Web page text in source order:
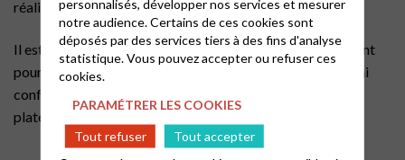
réaliser vos propres publications de podcasts.
Il est possible de mutualiser ses formations en se déplaçant
pour une Région ou un consistoire ou de proposer une mini
conférence sur l’enjeu pour l’Église d’être présent sur les
plateformes de podcasts.
personnalisés, développer nos services et mesurer
notre audience. Certains de ces cookies sont
déposés par des services tiers à des fins d'analyse
statistique. Vous pouvez accepter ou refuser ces
cookies.
PARAMÉTRER LES COOKIES
Tout refuser
Tout accepter